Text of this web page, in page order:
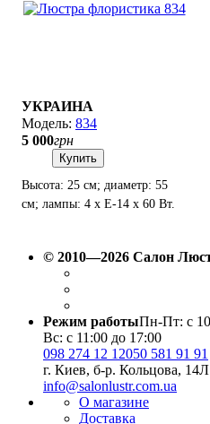
УКРАИНА
834
5 000грн
Купить
Высота: 25 см; диаметр: 55
см; лампы: 4 х Е-14 х 60 Вт.
© 2010—2026 Салон
Режим работыПн-Пт: с
Вс: с 11:00 до 17:00
098 274 12 12050 581 91 91
г. Киев, б-р. Кольцова, 14Л
info@salonlustr.com.ua
О магазине
Доставка